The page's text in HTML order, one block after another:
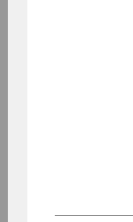
Mitteilungsblatt